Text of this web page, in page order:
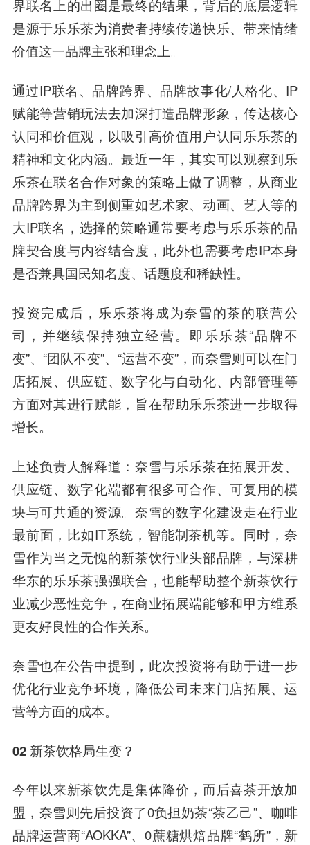
界联名上的出圈是最终的结果，背后的底层逻辑
是源于乐乐茶为消费者持续传递快乐、带来情绪
价值这一品牌主张和理念上。
通过IP联名、品牌跨界、品牌故事化/人格化、IP
赋能等营销玩法去加深打造品牌形象，传达核心
认同和价值观，以吸引高价值用户认同乐乐茶的
精神和文化内涵。最近一年，其实可以观察到乐
乐茶在联名合作对象的策略上做了调整，从商业
品牌跨界为主到侧重如艺术家、动画、艺人等的
大IP联名，选择的策略通常要考虑与乐乐茶的品
牌契合度与内容结合度，此外也需要考虑IP本身
是否兼具国民知名度、话题度和稀缺性。
投资完成后，乐乐茶将成为奈雪的茶的联营公
司，并继续保持独立经营。即乐乐茶“品牌不
变”、“团队不变”、“运营不变”，而奈雪则可以在门
店拓展、供应链、数字化与自动化、内部管理等
方面对其进行赋能，旨在帮助乐乐茶进一步取得
增长。
上述负责人解释道：奈雪与乐乐茶在拓展开发、
供应链、数字化端都有很多可合作、可复用的模
块与可共通的资源。奈雪的数字化建设走在行业
最前面，比如IT系统，智能制茶机等。同时，奈
雪作为当之无愧的新茶饮行业头部品牌，与深耕
华东的乐乐茶强强联合，也能帮助整个新茶饮行
业减少恶性竞争，在商业拓展端能够和甲方维系
更友好良性的合作关系。
奈雪也在公告中提到，此次投资将有助于进一步
优化行业竞争环境，降低公司未来门店拓展、运
营等方面的成本。
02 新茶饮格局生变？
今年以来新茶饮先是集体降价，而后喜茶开放加
盟，奈雪则先后投资了0负担奶茶“茶乙己”、咖啡
品牌运营商“AOKKA”、0蔗糖烘焙品牌“鹤所”，新